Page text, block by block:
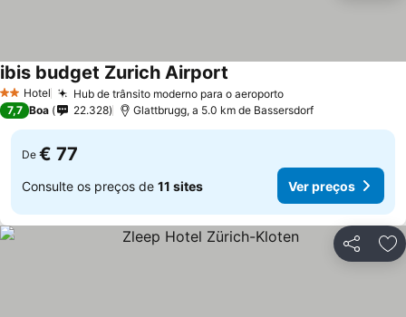
2 Estrelas
Hotel Hub de trânsito moderno para o aeroporto
ibis budget Zurich Airport
7,7 Boa 22.328 Glattbrugg, a 5.0 km de Bassersdorf
De € 77
Consulte os preços de 11 sites Ver preços
Partilhar